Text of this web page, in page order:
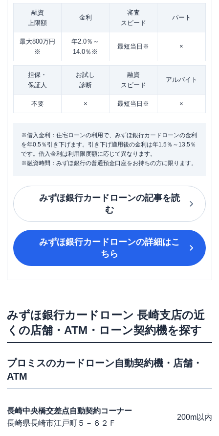
融資
上限額
金利
審査
スピード
パート
最大800万円
※
年2.0％～
14.0％※
最短当日※ ×
担保・
保証人
お試し
診断
融資
スピード
アルバイト
不要 × 最短当日※ ×
※借入金利：住宅ローンの利用で、みずほ銀行カードローンの金利
を年0.5％引き下げます。引き下げ適用後の金利は年1.5％～13.5％
です。借入金利は利用限度額に応じて異なります。
※融資時間：みずほ銀行の普通預金口座をお持ちの方に限ります。
みずほ銀行カードローンの記事を読
む
みずほ銀行カードローンの詳細はこ
ちら
みずほ銀行カードローン 長崎支店の近
くの店舗・ATM・ローン契約機を探す
プロミスのカードローン自動契約機・店舗・
ATM
長崎中央橋交差点自動契約コーナー
長崎県長崎市江戸町５－６２Ｆ
200m以内